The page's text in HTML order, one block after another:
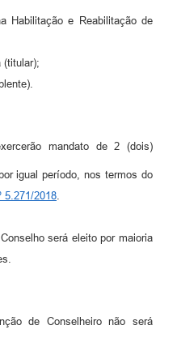
Habilitação e Reabilitação de
(titular);
mandato de 2 (dois)
igual período, nos termos do
5.271/2018.
será eleito por maioria
de Conselheiro não será